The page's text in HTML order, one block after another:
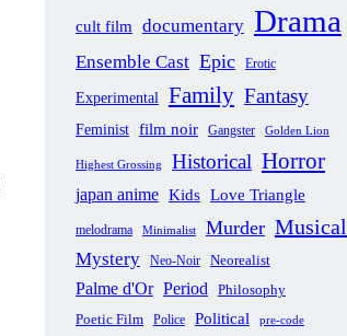
cult film documentary Drama
Ensemble Cast Epic Erotic
Experimental Family Fantasy
Feminist film noir Gangster Golden Lion
Highest Grossing Historical Horror
japan anime Kids Love Triangle
melodrama Minimalist Murder Musical
Mystery Neo-Noir Neorealist
Palme d'Or Period
Philosophy
Poetic Film
Police Political pre-code